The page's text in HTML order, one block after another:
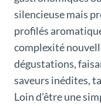
silencieuse mais
profilés
complexité
dégustations,
saveurs inédites,
Loin d’être une